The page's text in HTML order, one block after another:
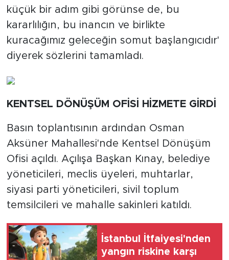
küçük bir adım gibi görünse de, bu
kararlılığın, bu inancın ve birlikte
kuracağımız geleceğin somut başlangıcıdır'
diyerek sözlerini tamamladı.
KENTSEL DÖNÜŞÜM OFİSİ HİZMETE GİRDİ
Basın toplantısının ardından Osman
Aksüner Mahallesi'nde Kentsel Dönüşüm
Ofisi açıldı. Açılışa Başkan Kınay, belediye
yöneticileri, meclis üyeleri, muhtarlar,
siyasi parti yöneticileri, sivil toplum
temsilcileri ve mahalle sakinleri katıldı.
İstanbul İtfaiyesi'nden
yangın riskine karşı